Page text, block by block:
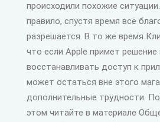
происходили похожие
правило, спустя время всё
разрешается. В то же время
что если Apple примет решение
восстанавливать доступ к
может остаться вне этого
дополнительные трудности.
этом читайте в материале